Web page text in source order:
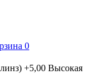
0
+5,00 Высокая